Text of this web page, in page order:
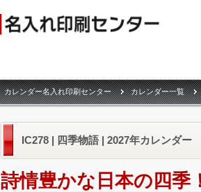
カレンダー名入れ印刷センター カレンダー一覧
IC278 | 四季物語 | 2027年カレンダー
詩情豊かな日本の四季